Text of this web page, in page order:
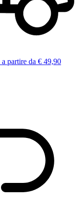
a partire da € 49,90